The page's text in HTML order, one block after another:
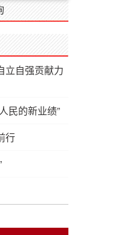
立自强贡献力
民的新业绩”
行